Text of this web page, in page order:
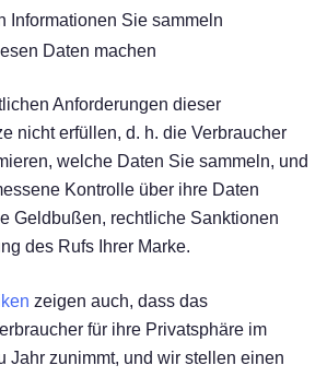
Informationen Sie sammeln
Daten machen
Anforderungen dieser
nicht erfüllen, d. h. die Verbraucher
welche Daten Sie sammeln, und
Kontrolle über ihre Daten
Geldbußen, rechtliche Sanktionen
des Rufs Ihrer Marke.
zeigen auch, dass das
für ihre Privatsphäre im
Jahr zunimmt, und wir stellen einen